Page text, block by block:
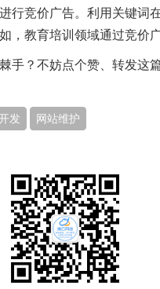
进行竞价广告。利用关键词
，教育培训领域通过竞价
手？不妨点个赞、转发这
发 网站维护